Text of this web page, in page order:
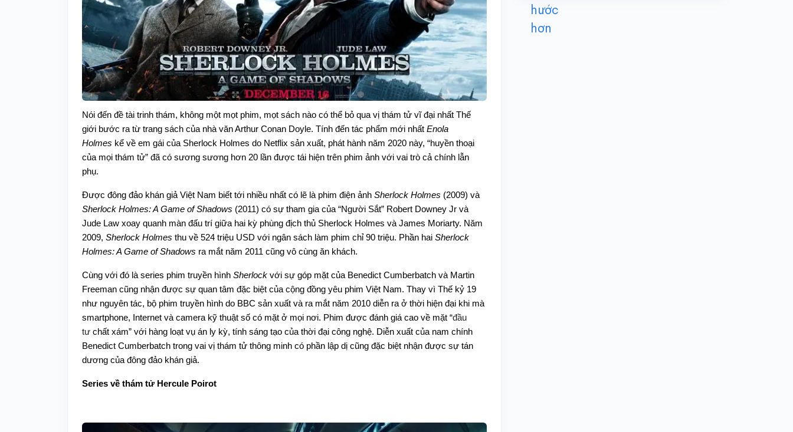
Nói đến đề tài trinh thám, không một mọt phim, mọt sách nào có thể bỏ qua vị thám tử vĩ đại nhất Thế
giới bước ra từ trang sách của nhà văn Arthur Conan Doyle. Tính đến tác phẩm mới nhất Enola
Holmes kể về em gái của Sherlock Holmes do Netflix sản xuất, phát hành năm 2020 này, “huyền thoại
của mọi thám tử” đã có sương sương hơn 20 lần được tái hiện trên phim ảnh với vai trò cả chính lẫn
phụ.
Được đông đảo khán giả Việt Nam biết tới nhiều nhất có lẽ là phim điện ảnh Sherlock Holmes (2009) và
Sherlock Holmes: A Game of Shadows (2011) có sự tham gia của “Người Sắt” Robert Downey Jr và
Jude Law xoay quanh màn đấu trí giữa hai kỳ phùng địch thủ Sherlock Holmes và James Moriarty. Năm
2009, Sherlock Holmes thu về 524 triệu USD với ngân sách làm phim chỉ 90 triệu. Phần hai Sherlock
Holmes: A Game of Shadows ra mắt năm 2011 cũng vô cùng ăn khách.
Cùng với đó là series phim truyền hình Sherlock với sự góp mặt của Benedict Cumberbatch và Martin
Freeman cũng nhận được sự quan tâm đặc biệt của cộng đồng yêu phim Việt Nam. Thay vì Thế kỷ 19
như nguyên tác, bộ phim truyền hình do BBC sản xuất và ra mắt năm 2010 diễn ra ở thời hiện đại khi mà
smartphone, Internet và camera kỹ thuật số có mặt ở mọi nơi. Phim được đánh giá cao về mặt “đầu
tư chất xám” với hàng loạt vụ án ly kỳ, tính sáng tạo của thời đại công nghệ. Diễn xuất của nam chính
Benedict Cumberbatch trong vai vị thám tử thông minh có phần lập dị cũng đặc biệt nhận được sự tán
dương của đông đảo khán giả.
Series về thám tử Hercule Poirot